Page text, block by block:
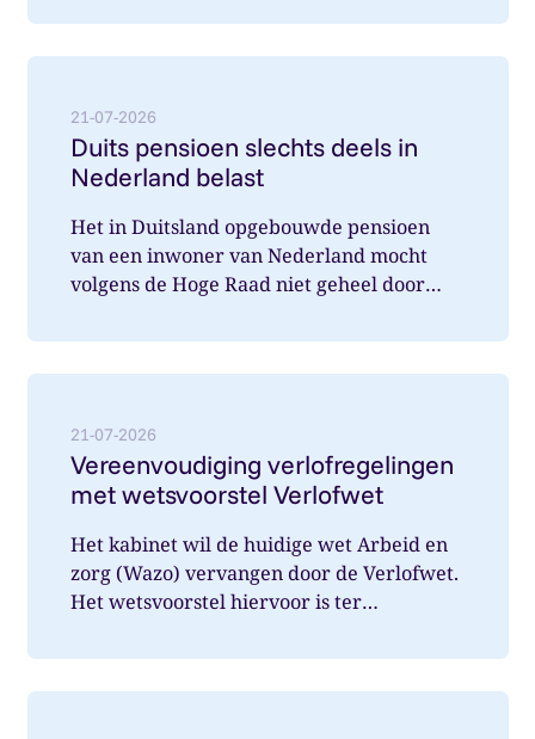
21-07-2026
Duits pensioen slechts deels in
Nederland belast
Het in Duitsland opgebouwde pensioen
van een inwoner van Nederland mocht
volgens de Hoge Raad niet geheel door
21-07-2026
Vereenvoudiging verlofregelingen
met wetsvoorstel Verlofwet
Het kabinet wil de huidige wet Arbeid en
zorg (Wazo) vervangen door de Verlofwet.
Het wetsvoorstel hiervoor is ter